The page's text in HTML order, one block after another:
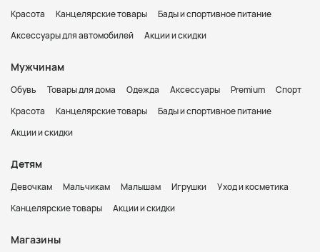
Красота
Канцелярские товары
Бады и спортивное питание
Аксессуары для автомобилей
Акции и скидки
Мужчинам
Обувь Товары для дома Одежда Аксессуары Premium
Спорт
Красота
Канцелярские товары
Бады и спортивное питание
Акции и скидки
Детям
Девочкам Мальчикам Малышам Игрушки
Уход и косметика
Канцелярские товары
Акции и скидки
Магазины